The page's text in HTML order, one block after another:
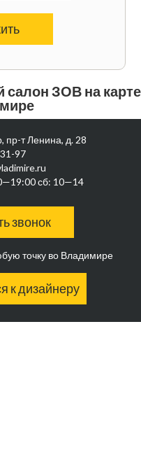
ЗОВ на карте
пр-т Ленина, д. 28
97
сб: 10—14
звонок
точку во Владимире
к дизайнеру